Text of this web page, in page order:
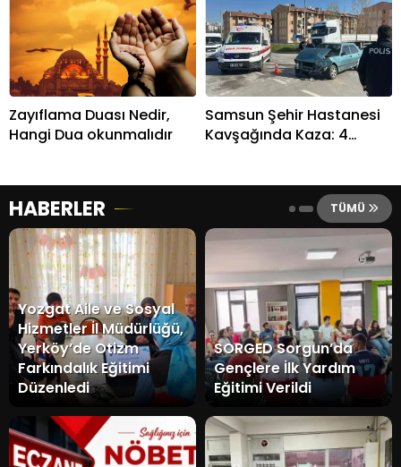
Zayıflama Duası Nedir,
Hangi Dua okunmalıdır
Samsun Şehir Hastanesi
Kavşağında Kaza: 4
HABERLER TÜMÜ
Yozgat Aile ve Sosyal
Hizmetler İl Müdürlüğü,
Yerköy’de Otizm
Farkındalık Eğitimi
Düzenledi
SORGED Sorgun’da
Gençlere İlk Yardım
Eğitimi Verildi